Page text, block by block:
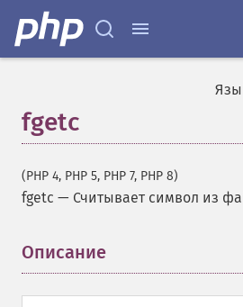
fgetc
(PHP 4, PHP 5, PHP 7, PHP 8)
fgetc — Считывает символ из
Описание